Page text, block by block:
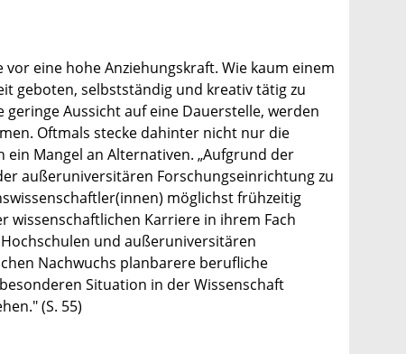
eine hohe Anziehungskraft. Wie kaum einem
geboten, selbstständig und kreativ tätig zu
Aussicht auf eine Dauerstelle, werden
Oftmals stecke dahinter nicht nur die
Mangel an Alternativen. „Aufgrund der
außeruniversitären Forschungseinrichtung zu
möglichst frühzeitig
wissenschaftlichen Karriere in ihrem Fach
und außeruniversitären
Nachwuchs planbarere berufliche
Situation in der Wissenschaft
(S. 55)